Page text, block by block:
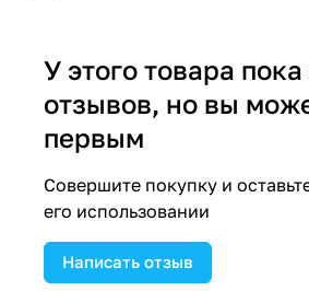
У этого товара пока
отзывов, но вы
первым
Совершите покупку и
его использовании
Написать отзыв